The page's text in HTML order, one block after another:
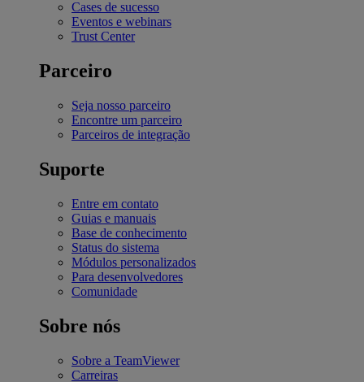
Cases de sucesso
Eventos e webinars
Trust Center
Parceiro
Seja nosso parceiro
Encontre um parceiro
Parceiros de integração
Suporte
Entre em contato
Guias e manuais
Base de conhecimento
Status do sistema
Módulos personalizados
Para desenvolvedores
Comunidade
Sobre nós
Sobre a TeamViewer
Carreiras